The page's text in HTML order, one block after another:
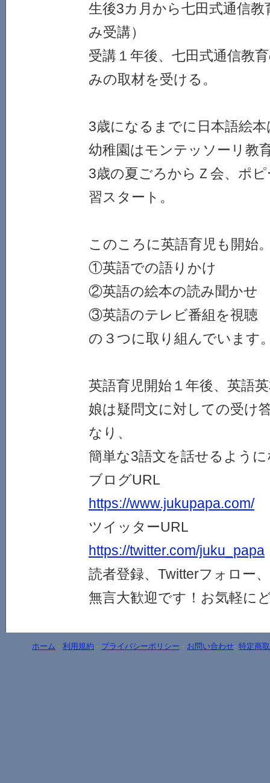
生後3カ月から七田式通信
み受講）
受講１年後、七田式通信教
みの取材を受ける。
3歳になるまでに日本語絵
幼稚園はモンテッソーリ教
3歳の夏ごろからＺ会、ポ
習スタート。
このころに英語育児も開始
①英語での語りかけ
②英語の絵本の読み聞かせ
③英語のテレビ番組を視聴
の３つに取り組んでいます
英語育児開始１年後、英語
娘は疑問文に対しての受け
なり、
簡単な3語文を話せるよう
ブログURL
https://www.jukupapa.com/
ツイッターURL
https://twitter.com/juku_papa
読者登録、Twitterフォロー
無言大歓迎です！お気軽に
ホーム - 利用規約 - プライバシーポリシー - お問い合わせ- 特定商